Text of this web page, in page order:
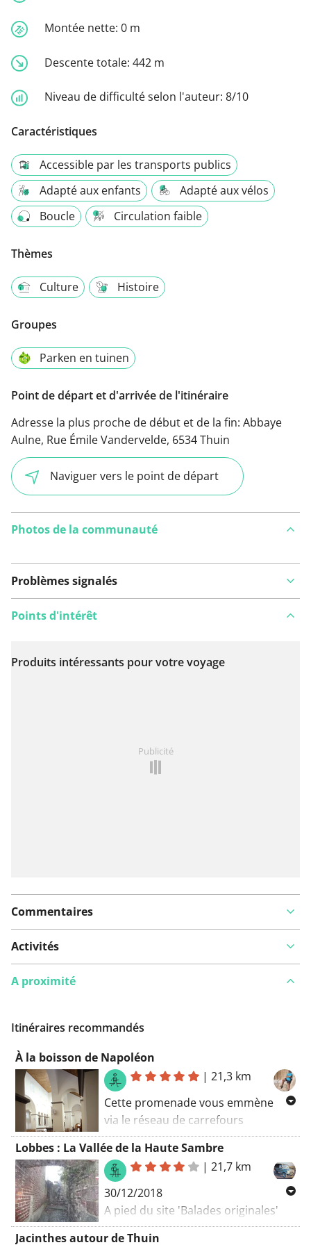
Montée nette: 0 m
Descente totale: 442 m
Niveau de difficulté selon l'auteur: 8/10
Caractéristiques
Accessible par les transports publics
Adapté aux enfants
Adapté aux vélos
Boucle
Circulation faible
Thèmes
Culture Histoire
Groupes
Parken en tuinen
Point de départ et d'arrivée de l'itinéraire
Adresse la plus proche de début et de la fin: Abbaye
Aulne, Rue Émile Vandervelde, 6534 Thuin
Naviguer vers le point de départ
Photos de la communauté
Problèmes signalés
Voir sur la carte
Points d'intérêt
Produits intéressants pour votre voyage
Publicité
Commentaires
Activités
A proximité
Itinéraires recommandés
À la boisson de Napoléon
|21,3 km
Cette promenade vous emmène
via le réseau de carrefours
piétonniers virtuels jusqu’à l’endroit
où l’on fabrique encore aujourd’hui
la boisson de Napoléon : Manadarin
Napoléon. Et ce n’est pas seulement
un nom marketing boiteux.
Mais ce n’est certainement pas le
Lobbes : La Vallée de la Haute Sambre
|21,7 km
30/12/2018
A pied du site 'Balades originales'
Il traverse des prairies et des
Jacinthes autour de Thuin